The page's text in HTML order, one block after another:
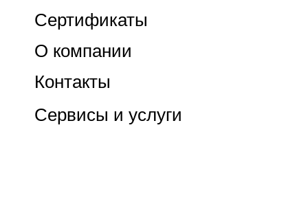
Контакты
О компании
Сертификаты
Сервисы и услуги